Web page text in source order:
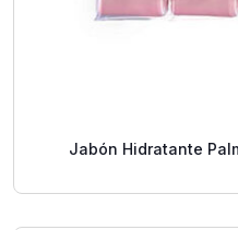
Jabón Hidratante